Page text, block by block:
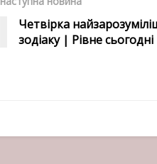
Четвірка
зодіаку | Рівне сьогодні